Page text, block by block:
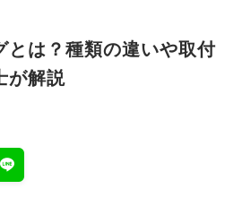
とは？種類の違いや取付
が解説